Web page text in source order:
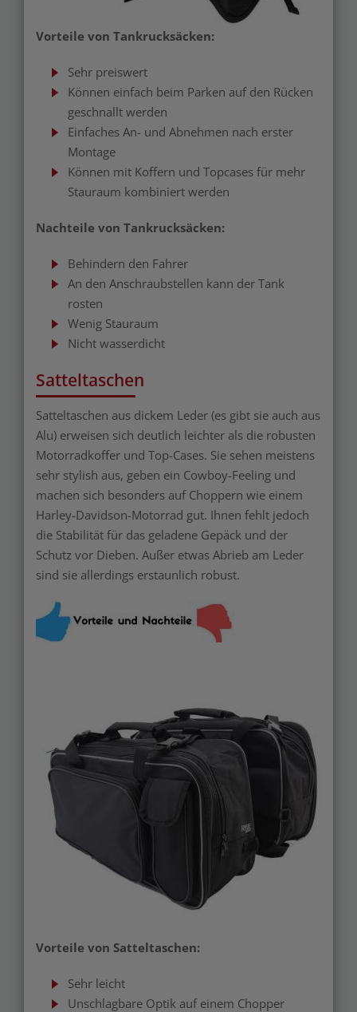
Vorteile von Tankrucksäcken:
Sehr preiswert
Können einfach beim Parken auf den Rücken
geschnallt werden
Einfaches An- und Abnehmen nach erster
Montage
Können mit Koffern und Topcases für mehr
Stauraum kombiniert werden
Nachteile von Tankrucksäcken:
Behindern den Fahrer
An den Anschraubstellen kann der Tank
rosten
Wenig Stauraum
Nicht wasserdicht
Satteltaschen
Satteltaschen aus dickem Leder (es gibt sie auch aus
Alu) erweisen sich deutlich leichter als die robusten
Motorradkoffer und Top-Cases. Sie sehen meistens
sehr stylish aus, geben ein Cowboy-Feeling und
machen sich besonders auf Choppern wie einem
Harley-Davidson-Motorrad gut. Ihnen fehlt jedoch
die Stabilität für das geladene Gepäck und der
Schutz vor Dieben. Außer etwas Abrieb am Leder
sind sie allerdings erstaunlich robust.
Vorteile von Satteltaschen:
Sehr leicht
Unschlagbare Optik auf einem Chopper